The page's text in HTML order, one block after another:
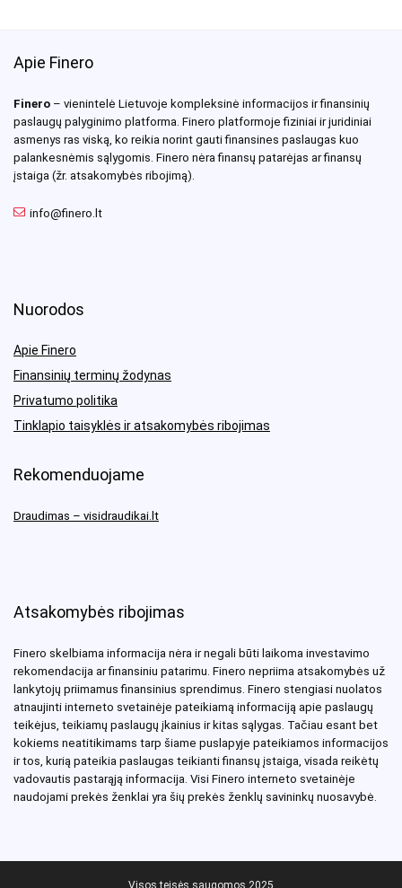
Apie Finero
Finero – vienintelė Lietuvoje kompleksinė informacijos ir finansinių
paslaugų palyginimo platforma. Finero platformoje fiziniai ir juridiniai
asmenys ras viską, ko reikia norint gauti finansines paslaugas kuo
palankesnėmis sąlygomis. Finero nėra finansų patarėjas ar finansų
įstaiga (žr. atsakomybės ribojimą).
info@finero.lt
Nuorodos
Apie Finero
Finansinių terminų žodynas
Privatumo politika
Tinklapio taisyklės ir atsakomybės ribojimas
Rekomenduojame
Draudimas – visidraudikai.lt
Atsakomybės ribojimas
Finero skelbiama informacija nėra ir negali būti laikoma investavimo
rekomendacija ar finansiniu patarimu. Finero nepriima atsakomybės už
lankytojų priimamus finansinius sprendimus. Finero stengiasi nuolatos
atnaujinti interneto svetainėje pateikiamą informaciją apie paslaugų
teikėjus, teikiamų paslaugų įkainius ir kitas sąlygas. Tačiau esant bet
kokiems neatitikimams tarp šiame puslapyje pateikiamos informacijos
ir tos, kurią pateikia paslaugas teikianti finansų įstaiga, visada reikėtų
vadovautis pastarąją informacija. Visi Finero interneto svetainėje
naudojami prekės ženklai yra šių prekės ženklų savininkų nuosavybė.
Visos teisės saugomos 2025